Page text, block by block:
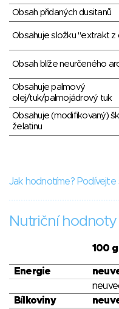
Obsah přidaných dusitanů
Obsahuje složku "extrakt z
Obsah blíže neurčeného
Obsahuje palmový
olej/tuk/palmojádrový tuk
Obsahuje (modifikovaný)
želatinu
Jak hodnotíme?
Nutriční hodnoty
100 g
Energie
Bílkoviny